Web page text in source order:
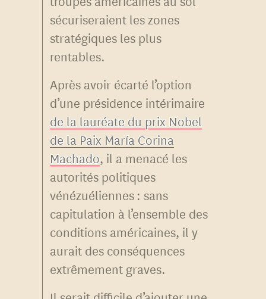
sécuriseraient les zones
stratégiques les plus
rentables.
Après avoir écarté l’option
d’une présidence intérimaire
de la lauréate du prix Nobel
de la Paix María Corina
Machado, il a menacé les
autorités politiques
vénézuéliennes : sans
capitulation à l’ensemble des
conditions américaines, il y
aurait des conséquences
extrêmement graves.